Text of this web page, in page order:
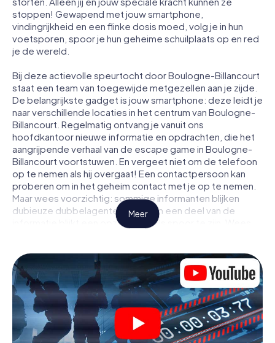
stoppen! Gewapend met jouw smartphone,
vindingrijkheid en een flinke dosis moed, volg je in hun
voetsporen, spoor je hun geheime schuilplaats op en red
je de wereld.
Bij deze actievolle speurtocht door Boulogne-Billancourt
staat een team van toegewijde metgezellen aan je zijde.
De belangrijkste gadget is jouw smartphone: deze leidt je
naar verschillende locaties in het centrum van Boulogne-
Billancourt. Regelmatig ontvang je vanuit ons
hoofdkantoor nieuwe informatie en opdrachten, die het
aangrijpende verhaal van de escape game in Boulogne-
Billancourt voortstuwen. En vergeet niet om de telefoon
op te nemen als hij overgaat! Een contactpersoon kan
proberen om in het geheim contact met je op te nemen.
Maar wees voorzichtig: sommige informanten blijken
dubieuze dubbelagenten te zijn en een deel van de
informatie blijkt een opzettelijk vals spoor te zijn. Wees
Anders dan in een klassieke escaperoom in Boulogne-
Billancourt zit je niet opgesloten in een kamer waaruit je
jezelf binnen een bepaald tijdvenster moet bevrijden.
Met deze speurtocht met een smartphone wordt heel
Boulogne-Billancourt jouw speelveld! De technische
voorwaarden voor jouw avontuur in Boulogne-Billancourt
Meer